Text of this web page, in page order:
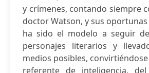
y crímenes, contando siempre
doctor Watson, y sus
ha sido el modelo a seguir
personajes literarios y
medios posibles,
referente de inteligencia, del